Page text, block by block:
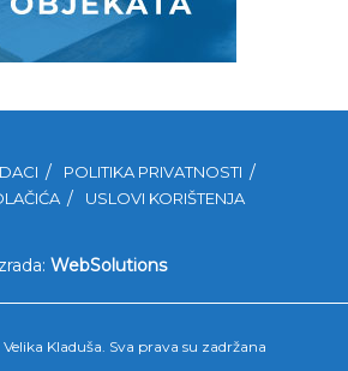
POLITIKA PRIVATNOSTI
USLOVI KORIŠTENJA
WebSolutions
Kladuša. Sva prava su zadržana